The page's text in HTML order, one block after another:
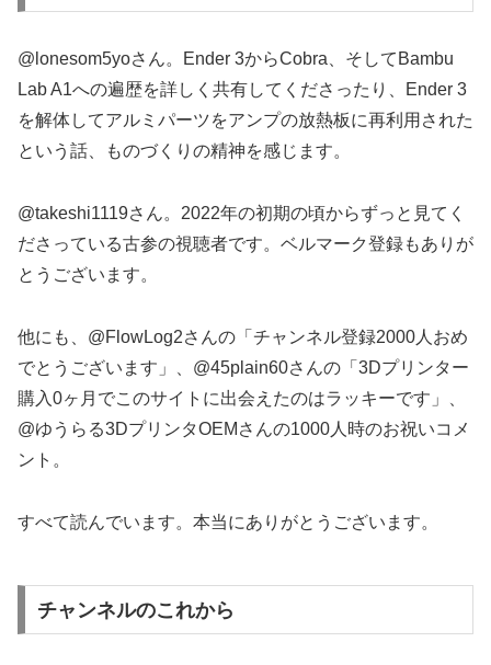
@lonesom5yoさん。Ender 3からCobra、そしてBambu
Lab A1への遍歴を詳しく共有してくださったり、Ender 3
を解体してアルミパーツをアンプの放熱板に再利用された
という話、ものづくりの精神を感じます。
@takeshi1119さん。2022年の初期の頃からずっと見てく
ださっている古参の視聴者です。ベルマーク登録もありが
とうございます。
他にも、@FlowLog2さんの「チャンネル登録2000人おめ
でとうございます」、@45plain60さんの「3Dプリンター
購入0ヶ月でこのサイトに出会えたのはラッキーです」、
@ゆうらる3DプリンタOEMさんの1000人時のお祝いコメ
ント。
すべて読んでいます。本当にありがとうございます。
チャンネルのこれから